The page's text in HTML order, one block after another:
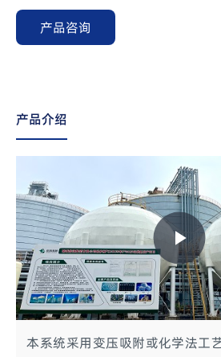
产品咨询
产品介绍
本系统采用变压吸附或化学法工